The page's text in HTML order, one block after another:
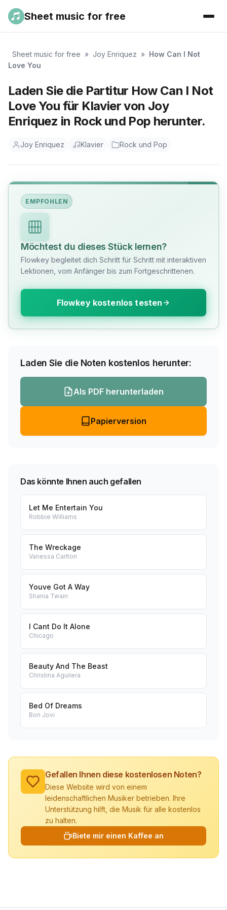
Sheet music for free
Sheet music for free » Joy Enriquez » How Can I Not
Love You
Laden Sie die Partitur How Can I Not
Love You für Klavier von Joy
Enriquez in Rock und Pop herunter.
Joy Enriquez Klavier Rock und Pop
EMPFOHLEN
Möchtest du dieses Stück lernen?
Flowkey begleitet dich Schritt für Schritt mit interaktiven
Lektionen, vom Anfänger bis zum Fortgeschrittenen.
Flowkey kostenlos testen
Laden Sie die Noten kostenlos herunter:
Als PDF herunterladen
Papierversion
Das könnte Ihnen auch gefallen
Let Me Entertain You
Robbie Williams
The Wreckage
Vanessa Carlton
Youve Got A Way
Shania Twain
I Cant Do It Alone
Chicago
Beauty And The Beast
Christina Aguilera
Bed Of Dreams
Bon Jovi
Gefallen Ihnen diese kostenlosen Noten?
Diese Website wird von einem
leidenschaftlichen Musiker betrieben. Ihre
Unterstützung hilft, die Musik für alle kostenlos
zu halten.
Biete mir einen Kaffee an